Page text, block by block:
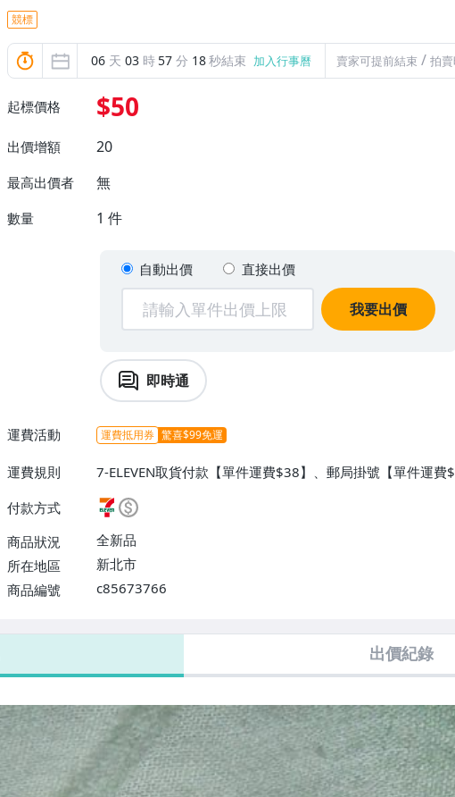
競標
06 天 03 時 57 分 17秒結束 加入行事曆 賣家可提前結束 / 拍
起標價格 $50
出價增額 20
最高出價者 無
數量 1 件
自動出價 直接出價
我要出價
即時通
運費活動 運費抵用券 驚喜$99免運
運費規則
7-ELEVEN取貨付款【單件運費$38】、郵局掛號【單件運費
交/自取/不寄送【免運費】
付款方式
商品狀況
全新品
所在地區
新北市
商品編號
c85673766
7-ELEVEN 運費只要38元
出價紀錄